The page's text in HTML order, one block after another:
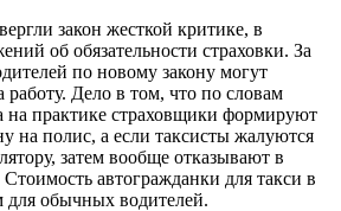
закон жесткой критике, в
об обязательности страховки. За
по новому закону могут
Дело в том, что по словам
на практике страховщики формируют
на полис, а если таксисты жалуются
затем вообще отказывают в
автогражданки для такси в
для обычных водителей.